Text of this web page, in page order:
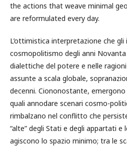
the actions that weave minimal
are reformulated every day.
L’ottimistica interpretazione che
cosmopolitismo degli anni
dialettiche del potere e nelle
assunte a scala globale,
decenni. Ciononostante,
quali annodare scenari cosmo-
rimbalzano nel conflitto che
“alte” degli Stati e degli appartati e
agiscono lo spazio minimo; tra le